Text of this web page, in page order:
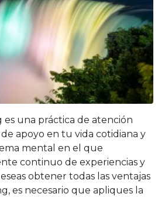
una práctica de atención
apoyo en tu vida cotidiana y
mental en el que
continuo de experiencias y
obtener todas las ventajas
es necesario que apliques la